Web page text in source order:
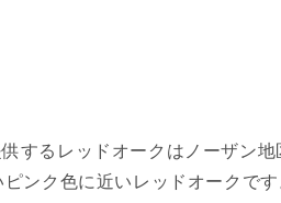
するレッドオークはノーザン
ンク色に近いレッドオークです